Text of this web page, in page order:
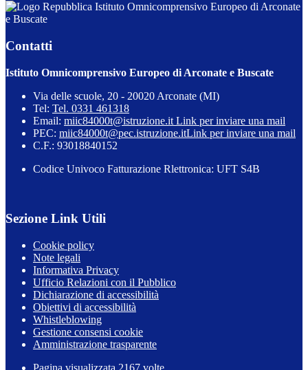
Istituto Omnicomprensivo Europeo di Arconate
e Buscate
Contatti
Istituto Omnicomprensivo Europeo di Arconate e Buscate
Via delle scuole, 20 - 20020 Arconate (MI)
Tel: Tel. 0331 461318
Email: miic84000t@istruzione.it Link per inviare una mail
PEC: miic84000t@pec.istruzione.itLink per inviare una mail
C.F.: 93018840152
Codice Univoco Fatturazione Rlettronica: UFT S4B
Sezione Link Utili
Cookie policy
Note legali
Informativa Privacy
Ufficio Relazioni con il Pubblico
Dichiarazione di accessibilità
Obiettivi di accessibilità
Whistleblowing
Gestione consensi cookie
Amministrazione trasparente
Pagina visualizzata 2167 volte